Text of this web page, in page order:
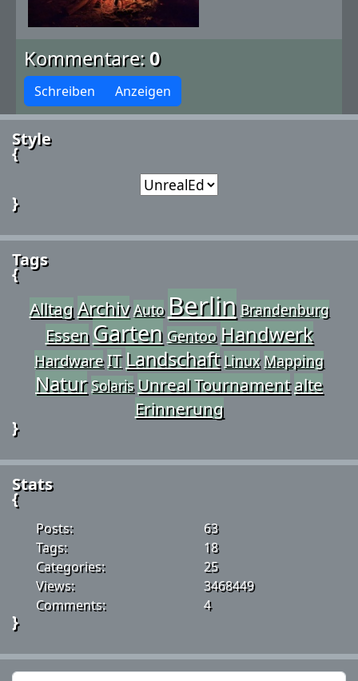
Kommentare:0
Schreiben Anzeigen
Style
{
}
Tags
{
AlltagArchiv Auto Berlin Brandenburg
Essen Garten Gentoo Handwerk
Hardware IT Landschaft Linux Mapping
Natur Solaris Unreal Tournament alte
Erinnerung
}
Stats
{
Posts:
63
Tags:
18
Categories:
25
Views:
3468449
Comments:
4
}